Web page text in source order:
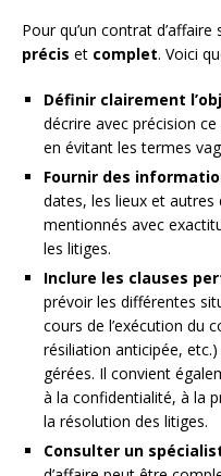
Pour qu’un contrat
précis et complet. Voici
Définir clairement
décrire avec précision
en évitant les termes
Fournir des
dates, les lieux et
mentionnés avec
les litiges.
Inclure les clauses
prévoir les différentes
cours de l’exécution du
résiliation anticipée,
gérées. Il convient
à la confidentialité, à la
la résolution des litiges.
Consulter un